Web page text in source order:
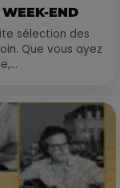
END
sélection des
Que vous ayez